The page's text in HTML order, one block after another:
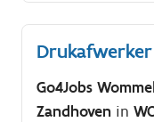
Drukafwerker
Go4Jobs
Zandhoven in